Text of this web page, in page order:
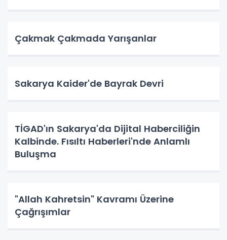
Çakmak Çakmada Yarışanlar
Sakarya Kaider'de Bayrak Devri
TİGAD'ın Sakarya'da Dijital Haberciliğin
Kalbinde. Fısıltı Haberleri'nde Anlamlı
Buluşma
"Allah Kahretsin" Kavramı Üzerine
Çağrışımlar